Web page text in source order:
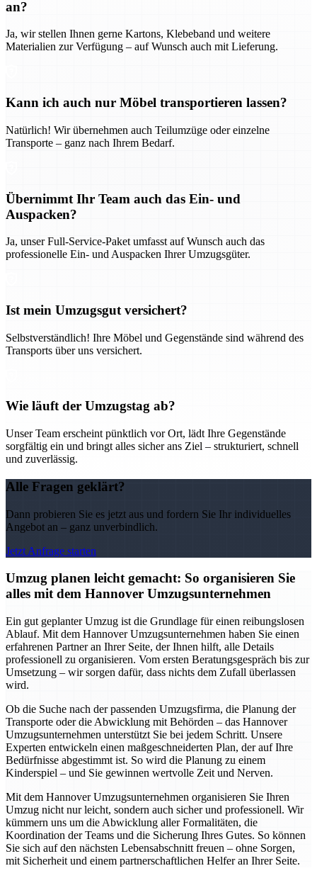
an?
Ja, wir stellen Ihnen gerne Kartons, Klebeband und weitere
Materialien zur Verfügung – auf Wunsch auch mit Lieferung.
Kann ich auch nur Möbel transportieren lassen?
Natürlich! Wir übernehmen auch Teilumzüge oder einzelne
Transporte – ganz nach Ihrem Bedarf.
Übernimmt Ihr Team auch das Ein- und
Auspacken?
Ja, unser Full-Service-Paket umfasst auf Wunsch auch das
professionelle Ein- und Auspacken Ihrer Umzugsgüter.
Ist mein Umzugsgut versichert?
Selbstverständlich! Ihre Möbel und Gegenstände sind während des
Transports über uns versichert.
Wie läuft der Umzugstag ab?
Unser Team erscheint pünktlich vor Ort, lädt Ihre Gegenstände
sorgfältig ein und bringt alles sicher ans Ziel – strukturiert, schnell
und zuverlässig.
Alle Fragen geklärt?
Dann probieren Sie es jetzt aus und fordern Sie Ihr individuelles
Angebot an – ganz unverbindlich.
Jetzt Anfrage starten
Umzug planen leicht gemacht: So organisieren Sie
alles mit dem Hannover Umzugsunternehmen
Ein gut geplanter Umzug ist die Grundlage für einen reibungslosen
Ablauf. Mit dem Hannover Umzugsunternehmen haben Sie einen
erfahrenen Partner an Ihrer Seite, der Ihnen hilft, alle Details
professionell zu organisieren. Vom ersten Beratungsgespräch bis zur
Umsetzung – wir sorgen dafür, dass nichts dem Zufall überlassen
wird.
Ob die Suche nach der passenden Umzugsfirma, die Planung der
Transporte oder die Abwicklung mit Behörden – das Hannover
Umzugsunternehmen unterstützt Sie bei jedem Schritt. Unsere
Experten entwickeln einen maßgeschneiderten Plan, der auf Ihre
Bedürfnisse abgestimmt ist. So wird die Planung zu einem
Kinderspiel – und Sie gewinnen wertvolle Zeit und Nerven.
Mit dem Hannover Umzugsunternehmen organisieren Sie Ihren
Umzug nicht nur leicht, sondern auch sicher und professionell. Wir
kümmern uns um die Abwicklung aller Formalitäten, die
Koordination der Teams und die Sicherung Ihres Gutes. So können
Sie sich auf den nächsten Lebensabschnitt freuen – ohne Sorgen,
mit Sicherheit und einem partnerschaftlichen Helfer an Ihrer Seite.